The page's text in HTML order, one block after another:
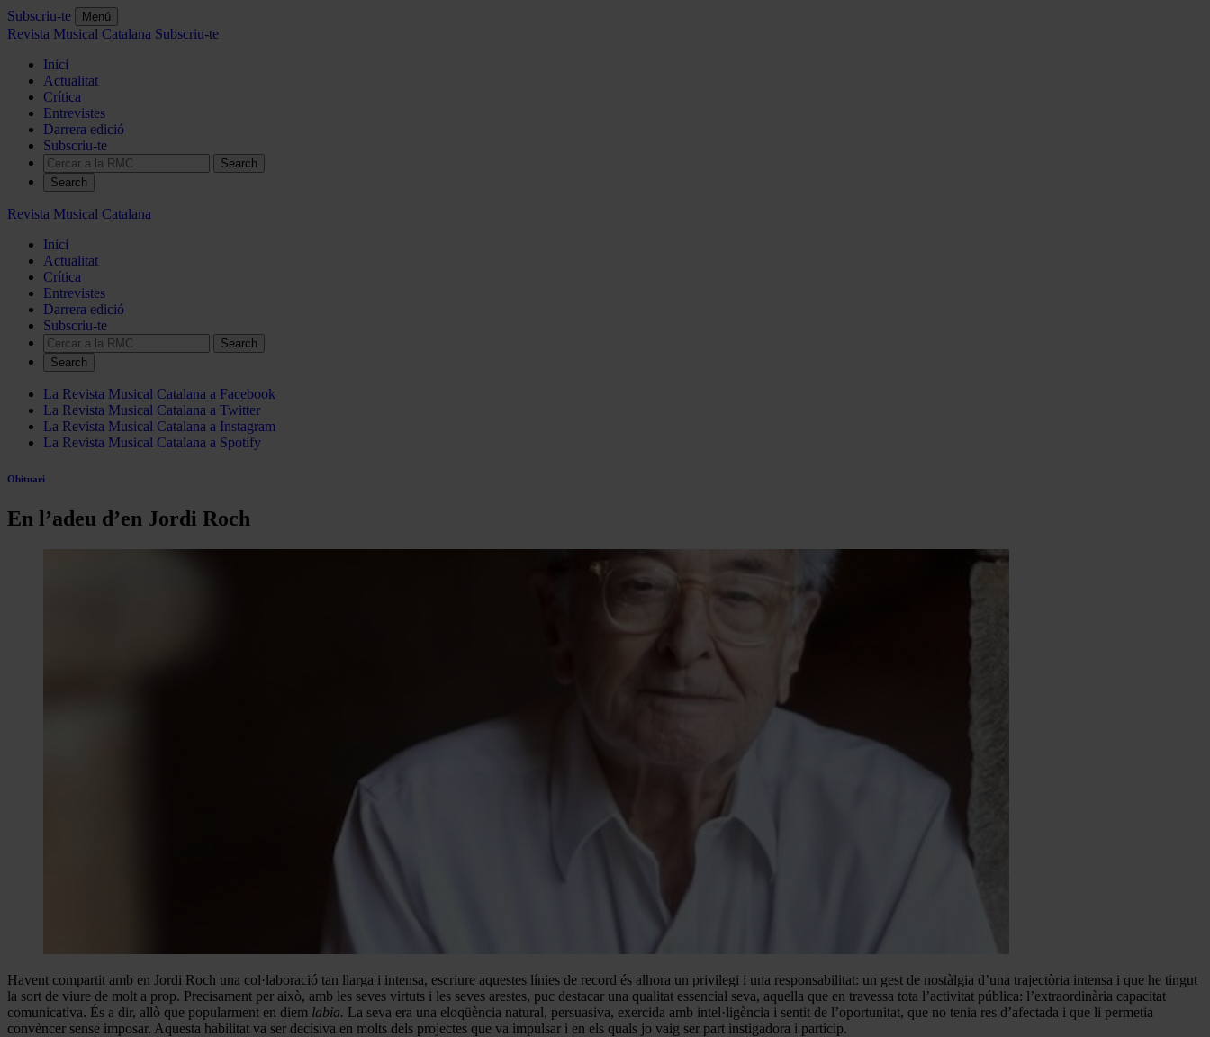
Subscriu-te Menú
Revista Musical Catalana Subscriu-te
Inici
Actualitat
Crítica
Entrevistes
Darrera edició
Subscriu-te
Search
Revista Musical Catalana
Inici
Actualitat
Crítica
Entrevistes
Darrera edició
Subscriu-te
Search
La Revista Musical Catalana a Facebook
La Revista Musical Catalana a Twitter
La Revista Musical Catalana a Instagram
La Revista Musical Catalana a Spotify
Obituari
En l’adeu d’en Jordi Roch
Havent compartit amb en Jordi Roch una col·laboració tan llarga i intensa, escriure aquestes línies de record és alhora un privilegi i una responsabilitat: un gest de nostàlgia d’una trajectòria intensa i que he tingut
la sort de viure de molt a prop. Precisament per això, amb les seves virtuts i les seves arestes, puc destacar una qualitat essencial seva, aquella que en travessa tota l’activitat pública: l’extraordinària capacitat
comunicativa. És a dir, allò que popularment en diem labia. La seva era una eloqüència natural, persuasiva, exercida amb intel·ligència i sentit de l’oportunitat, que no tenia res d’afectada i que li permetia
convèncer sense imposar. Aquesta habilitat va ser decisiva en molts dels projectes que va impulsar i en els quals jo vaig ser part instigadora i partícip.